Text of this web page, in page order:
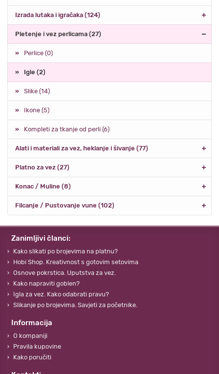
Izrada lutaka i igračaka (124)
Pletenje i vez perlicama (27)
Perlice (0)
Igle (2)
Slike (14)
Ikone (5)
Kompleti za tkanje od perli (6)
Alati i materiali za vez, heklanje i šivanje (77)
Platno za vez (27)
Konac / Muline (8)
Filcanje / Pustovanje vune (102)
Zanimljivi članci:
Kako slikati po brojevima na platnu?
Hobi Shop. Kreativnost s gotovim setovima
Osnove pokrstica. Uputstva za vez.
Kako napraviti goblen?
Igla za vez. Kako odabrati pravu?
Slikanje po brojevima. Savjeti za početnike.
Informacija
O kompaniji
Pravila kupovine
Kako poručiti